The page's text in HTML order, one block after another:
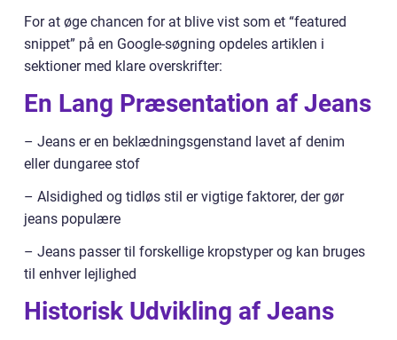
For at øge chancen for at blive vist som et “featured
snippet” på en Google-søgning opdeles artiklen i
sektioner med klare overskrifter:
En Lang Præsentation af Jeans
– Jeans er en beklædningsgenstand lavet af denim
eller dungaree stof
– Alsidighed og tidløs stil er vigtige faktorer, der gør
jeans populære
– Jeans passer til forskellige kropstyper og kan bruges
til enhver lejlighed
Historisk Udvikling af Jeans